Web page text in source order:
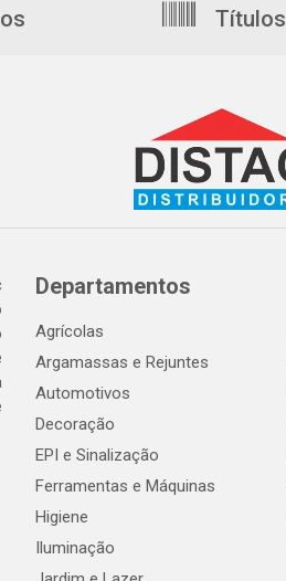
Títulos
Departamentos
Agrícolas
Argamassas e Rejuntes
Automotivos
Decoração
EPI e Sinalização
Ferramentas e Máquinas
Higiene
Iluminação